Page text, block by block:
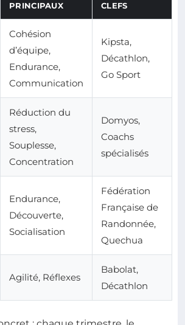
PRINCIPAUX
CLEFS
Cohésion
d’équipe,
Endurance,
Communication
Kipsta,
Décathlon,
Go Sport
Réduction du
stress,
Souplesse,
Concentration
Domyos,
Coachs
spécialisés
Endurance,
Découverte,
Socialisation
Fédération
Française de
Randonnée,
Quechua
Agilité, Réflexes
Babolat,
Décathlon